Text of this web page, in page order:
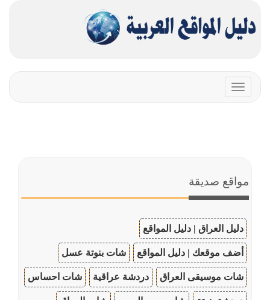
Toggle
navigation
مواقع صديقة
دليل العراق | دليل المواقع
أضف موقعك | دليل المواقع شات بنوتة عسل
شات موسيقى العراق دردشة عراقية شات احساس